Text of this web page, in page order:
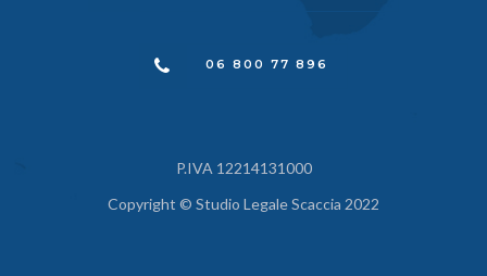
06 800 77 896
P.IVA 12214131000
Copyright © Studio Legale Scaccia 2022